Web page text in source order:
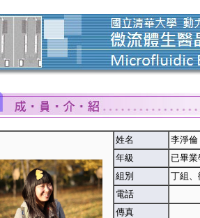
姓名
李淨倫
年級
已畢
組別
丁組、
電話
傳真